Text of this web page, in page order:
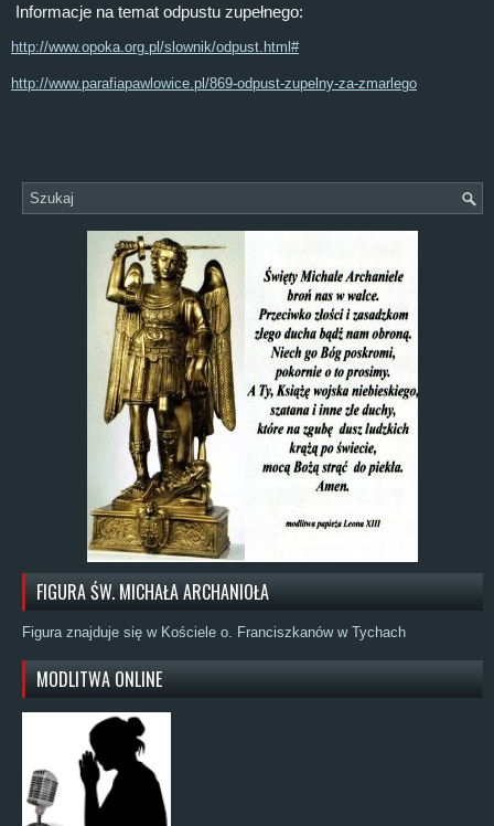
Informacje na temat odpustu zupełnego:
http://www.opoka.org.pl/slownik/odpust.html#
http://www.parafiapawlowice.pl/869-odpust-zupelny-za-zmarlego
FIGURA ŚW. MICHAŁA ARCHANIOŁA
Figura znajduje się w Kościele o. Franciszkanów w Tychach
MODLITWA ONLINE